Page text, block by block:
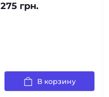
275 грн.
В корзину